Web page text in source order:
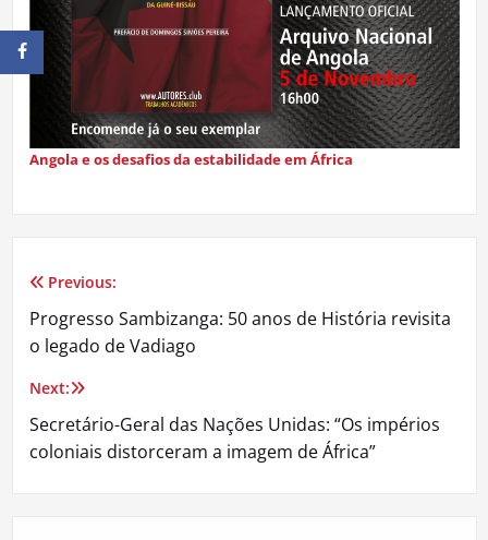
Angola e os desafios da estabilidade em África
Navegação
de
artigos
Previous:
Progresso Sambizanga: 50 anos de História revisita
o legado de Vadiago
Next:
Secretário-Geral das Nações Unidas: “Os impérios
coloniais distorceram a imagem de África”